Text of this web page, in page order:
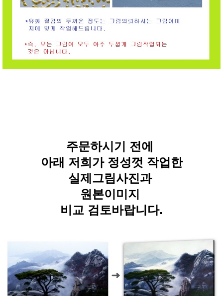
주문하시기 전에
아래 저희가 정성껏 작업한
실제그림사진과
원본이미지
비교 검토바랍니다.